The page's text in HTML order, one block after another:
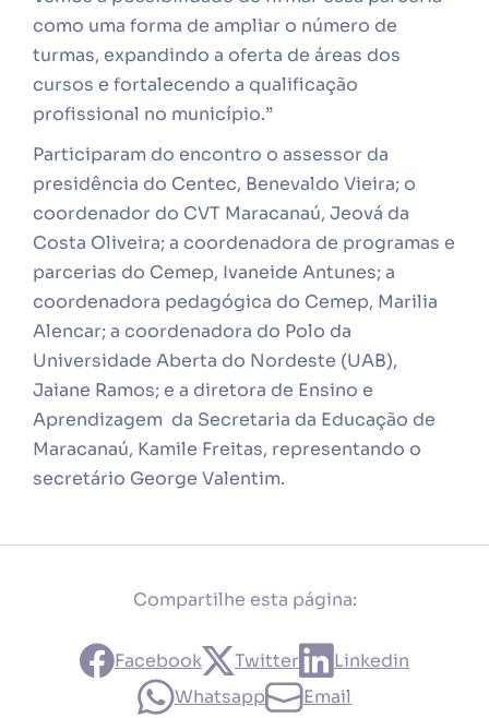
como uma forma de ampliar o número de
turmas, expandindo a oferta de áreas dos
cursos e fortalecendo a qualificação
profissional no município.”
Participaram do encontro o assessor da
presidência do Centec, Benevaldo Vieira; o
coordenador do CVT Maracanaú, Jeová da
Costa Oliveira; a coordenadora de programas e
parcerias do Cemep, Ivaneide Antunes; a
coordenadora pedagógica do Cemep, Marilia
Alencar; a coordenadora do Polo da
Universidade Aberta do Nordeste (UAB),
Jaiane Ramos; e a diretora de Ensino e
Aprendizagem da Secretaria da Educação de
Maracanaú, Kamile Freitas, representando o
secretário George Valentim.
Compartilhe esta página:
Facebook Twitter
Linkedin
Whatsapp
Email